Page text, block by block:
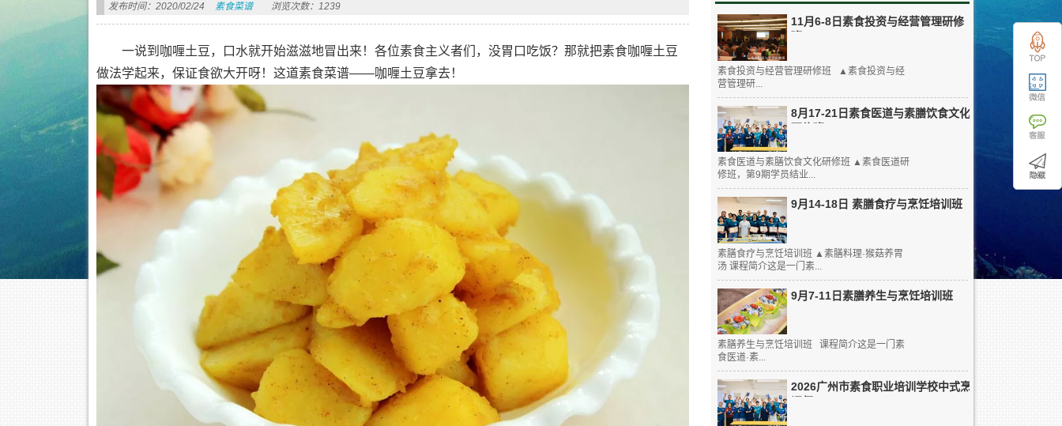
11月6-8日素食投资与经营管理研修
素食投资与经营管理研修班 ▲素食投资与经
营管理研...
8月17-21日素食医道与素膳饮食文化
研修班
素食医道与素膳饮食文化研修班 ▲素食医道研
修班，第9期学员结业...
9月14-18日 素膳食疗与烹饪培训班
素膳食疗与烹饪培训班 ▲素膳料理·猴菇养胃
汤 课程简介这是一门素...
9月7-11日素膳养生与烹饪培训班
素膳养生与烹饪培训班 课程简介这是一门素
食医道·素...
2026广州市素食职业培训学校中式烹
发布时间：2020/02/24 素食菜谱 浏览次数：1239
一说到咖喱土豆，口水就开始滋滋地冒出来！各位素食主义者们，没胃口吃饭？那就把素食咖喱土豆
做法学起来，保证食欲大开呀！这道素食菜谱——咖喱土豆拿去！